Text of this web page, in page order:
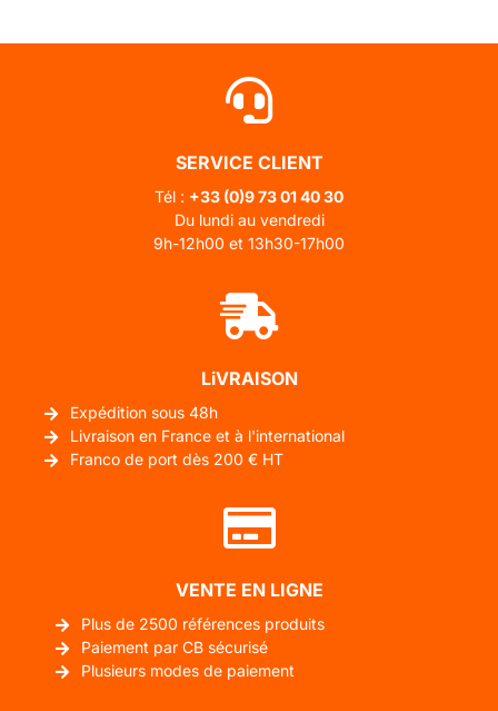
SERVICE CLIENT
Tél : +33 (0)9 73 01 40 30
Du lundi au vendredi
9h-12h00 et 13h30-17h00
LiVRAISON
Expédition sous 48h
Livraison en France et à l'international
Franco de port dès 200 € HT
VENTE EN LIGNE
Plus de 2500 références produits
Paiement par CB sécurisé
Plusieurs modes de paiement